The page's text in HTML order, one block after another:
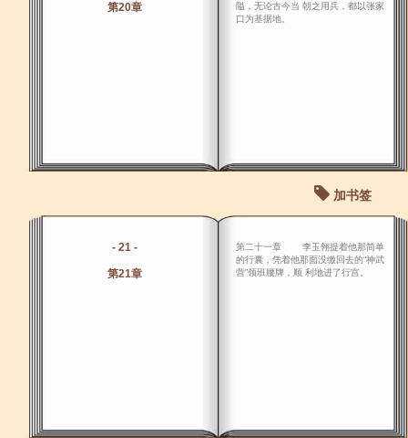
第20章
隘，无论古今当 朝之用兵，都以张家
口为基据地。
加书签
- 21 -
第21章
第二十一章 李玉翎提着他那简单
的行囊，凭着他那面没缴回去的“神武
营”领班腰牌，顺 利地进了行宫。